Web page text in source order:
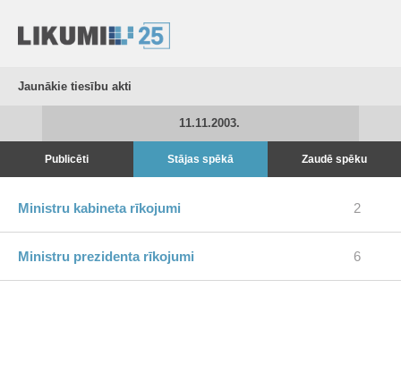
Jaunākie tiesību akti
11.11.2003.
Publicēti Stājas spēkā Zaudē spēku
Ministru kabineta rīkojumi 2
Ministru prezidenta rīkojumi 6